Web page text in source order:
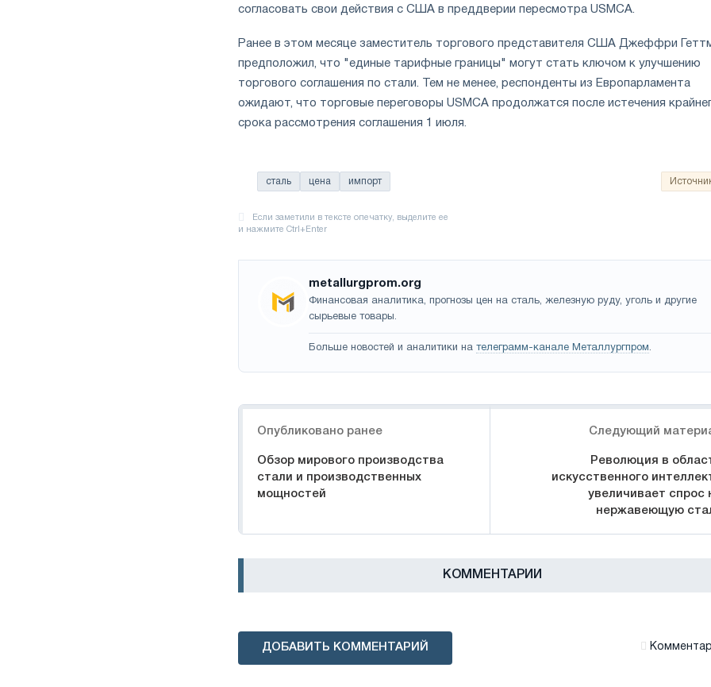
согласовать свои действия с США в преддверии пересмотра USMCA.
Ранее в этом месяце заместитель торгового представителя США Джеффри
предположил, что "единые тарифные границы" могут стать ключом к улучшению
торгового соглашения по стали. Тем не менее, респонденты из Европарламента
ожидают, что торговые переговоры USMCA продолжатся после истечения
срока рассмотрения соглашения 1 июля.
сталь цена импорт
metallurgprom.org
Финансовая аналитика, прогнозы цен на сталь, железную руду, уголь и другие
сырьевые товары.
Больше новостей и аналитики на телеграмм-канале Металлургпром.
Опубликовано ранее
Обзор мирового производства
стали и производственных
мощностей
Следующий
Революция в
искусственного
увеличивает спрос
нержавеющую
КОММЕНТАРИИ
ДОБАВИТЬ КОММЕНТАРИЙ